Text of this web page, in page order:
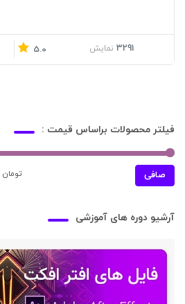
3291 نمایش 5.0
فیلتر محصولات براساس قیمت :
صافی 398,000 تومان
آرشیو دوره های آموزشی